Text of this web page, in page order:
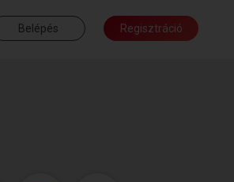
Belépés Regisztráció